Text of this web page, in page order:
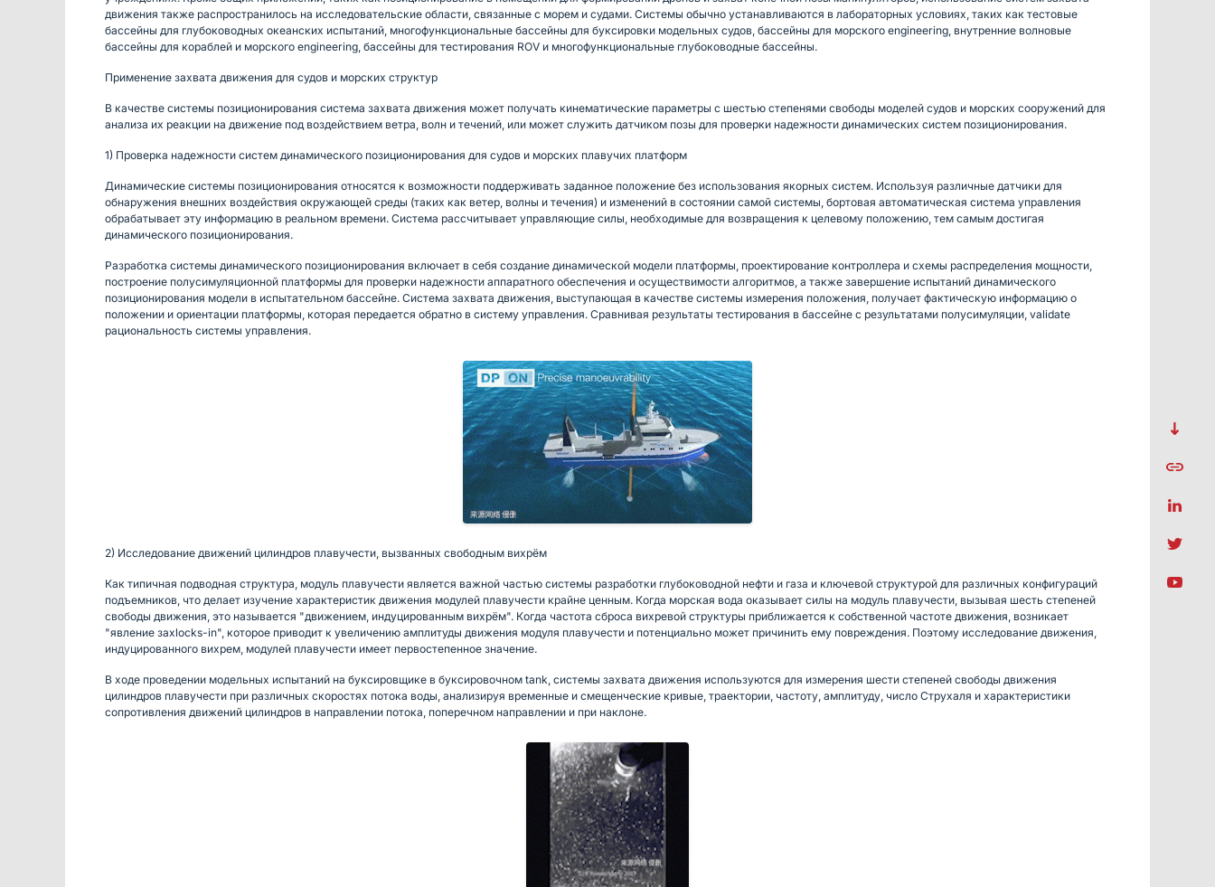
движения также распространилось на исследовательские области, связанные с морем и судами. Системы обычно устанавливаются в лабораторных условиях, таких как тестовые
бассейны для глубоководных океанских испытаний, многофункциональные бассейны для буксировки модельных судов, бассейны для морского engineering, внутренние волновые
бассейны для кораблей и морского engineering, бассейны для тестирования ROV и многофункциональные глубоководные бассейны.
Применение захвата движения для судов и морских структур
В качестве системы позиционирования система захвата движения может получать кинематические параметры с шестью степенями свободы моделей судов и морских сооружений для
анализа их реакции на движение под воздействием ветра, волн и течений, или может служить датчиком позы для проверки надежности динамических систем позиционирования.
1) Проверка надежности систем динамического позиционирования для судов и морских плавучих платформ
Динамические системы позиционирования относятся к возможности поддерживать заданное положение без использования якорных систем. Используя различные датчики для
обнаружения внешних воздействия окружающей среды (таких как ветер, волны и течения) и изменений в состоянии самой системы, бортовая автоматическая система управления
обрабатывает эту информацию в реальном времени. Система рассчитывает управляющие силы, необходимые для возвращения к целевому положению, тем самым достигая
динамического позиционирования.
Разработка системы динамического позиционирования включает в себя создание динамической модели платформы, проектирование контроллера и схемы распределения мощности,
построение полусимуляционной платформы для проверки надежности аппаратного обеспечения и осуществимости алгоритмов, а также завершение испытаний динамического
позиционирования модели в испытательном бассейне. Система захвата движения, выступающая в качестве системы измерения положения, получает фактическую информацию о
положении и ориентации платформы, которая передается обратно в систему управления. Сравнивая результаты тестирования в бассейне с результатами полусимуляции, validate
рациональность системы управления.
2) Исследование движений цилиндров плавучести, вызванных свободным вихрём
Как типичная подводная структура, модуль плавучести является важной частью системы разработки глубоководной нефти и газа и ключевой структурой для различных конфигураций
подъемников, что делает изучение характеристик движения модулей плавучести крайне ценным. Когда морская вода оказывает силы на модуль плавучести, вызывая шесть степеней
свободы движения, это называется "движением, индуцированным вихрём". Когда частота сброса вихревой структуры приближается к собственной частоте движения, возникает
"явление захlocks-in", которое приводит к увеличению амплитуды движения модуля плавучести и потенциально может причинить ему повреждения. Поэтому исследование движения,
индуцированного вихрем, модулей плавучести имеет первостепенное значение.
В ходе проведении модельных испытаний на буксировщике в буксировочном tank, системы захвата движения используются для измерения шести степеней свободы движения
цилиндров плавучести при различных скоростях потока воды, анализируя временные и смещенческие кривые, траектории, частоту, амплитуду, число Струхаля и характеристики
сопротивления движений цилиндров в направлении потока, поперечном направлении и при наклоне.